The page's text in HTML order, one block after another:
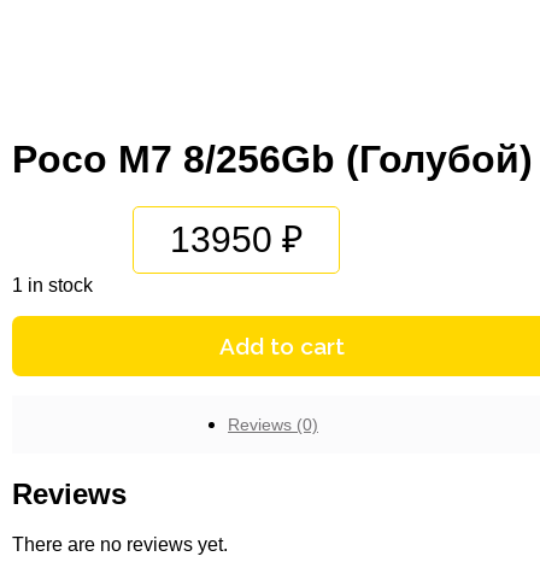
Poco M7 8/256Gb (Голубой)
13950
1 in stock
Add to cart
Reviews (0)
Reviews
There are no reviews yet.